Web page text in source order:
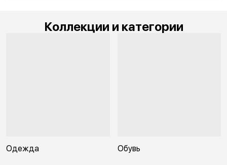
Коллекции и категории
Одежда Обувь